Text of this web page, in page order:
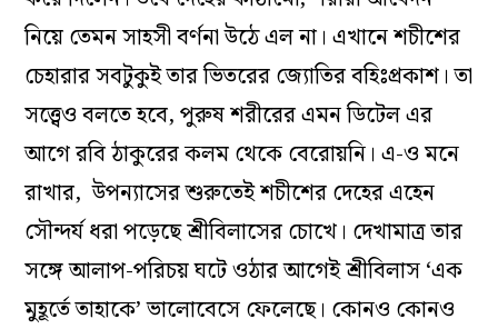
নিয়ে তেমন সাহসী বর্ণনা উঠে এল না। এখানে শচীশের
চেহারার সবটুকুই তার ভিতরের জ্যোতির বহিঃপ্রকাশ। তা
সত্ত্বেও বলতে হবে, পুরুষ শরীরের এমন ডিটেল এর
আগে রবি ঠাকুরের কলম থেকে বেরোয়নি। এ-ও মনে
রাখার, উপন্যাসের শুরুতেই শচীশের দেহের এহেন
সৌন্দর্য ধরা পড়েছে শ্রীবিলাসের চোখে। দেখামাত্র তার
সঙ্গে আলাপ-পরিচয় ঘটে ওঠার আগেই শ্রীবিলাস ‘এক
মুহূর্তে তাহাকে’ ভালোবেসে ফেলেছে। কোনও কোনও